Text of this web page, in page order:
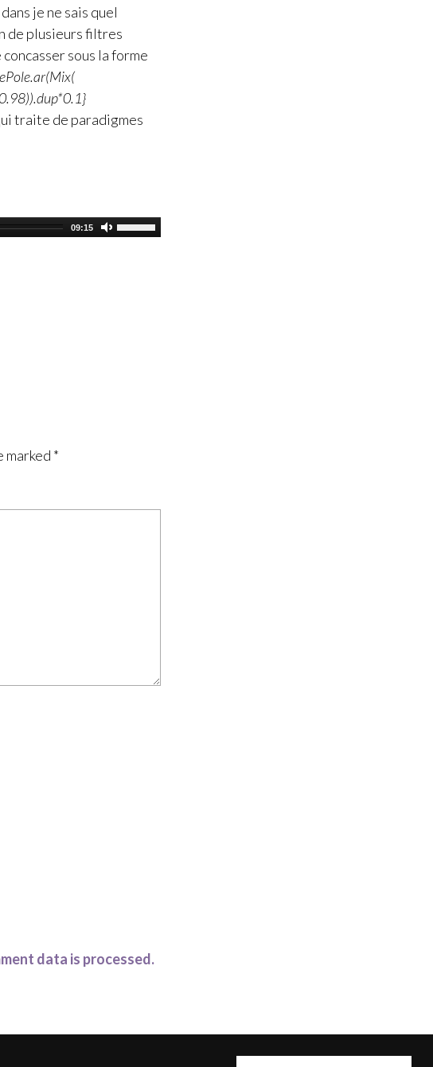
je ne sais quel
de plusieurs filtres
sous la forme
traite de paradigmes
09:15
marked *
data is processed.